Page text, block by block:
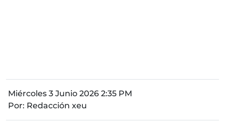
Miércoles 3 Junio 2026 2:35 PM
Por: Redacción xeu